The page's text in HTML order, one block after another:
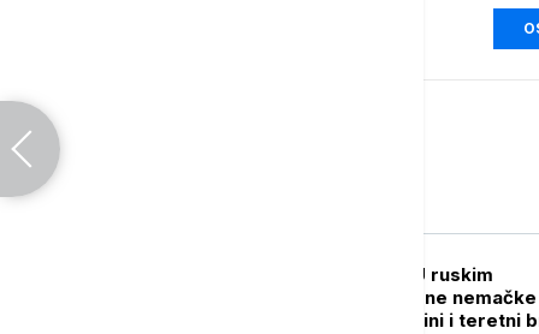
RAT U UKRAJINI U ruskim
napadima pogođene nemačke
kompanije u Ukrajini i teretni